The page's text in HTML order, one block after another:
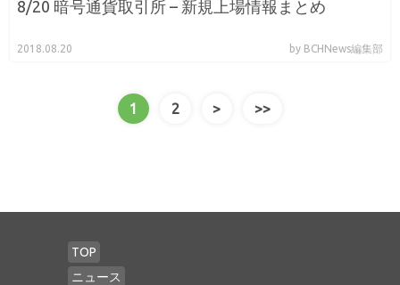
8/20 暗号通貨取引所 – 新規上場情報まとめ
2018.08.20 by BCHNews編集部
1 2 > >>
TOP
ニュース